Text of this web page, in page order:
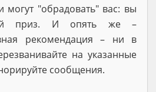
"обрадовать" вас: вы
приз. И опять же –
рекомендация – ни в
на указанные
сообщения.